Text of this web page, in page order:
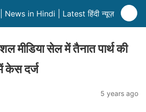
in Hindi | Latest हिंदी न्यूज़
मीडिया सेल में तैनात पार्थ की
केस दर्ज
5 years ago